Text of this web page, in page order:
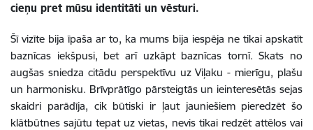
cieņu pret mūsu identitāti un vēsturi.
Šī vizīte bija īpaša ar to, ka mums bija iespēja ne tikai apskatīt
baznīcas iekšpusi, bet arī uzkāpt baznīcas tornī. Skats no
augšas sniedza citādu perspektīvu uz Viļaku - mierīgu, plašu
un harmonisku. Brīvprātīgo pārsteigtās un ieinteresētās sejas
skaidri parādīja, cik būtiski ir ļaut jauniešiem pieredzēt šo
klātbūtnes sajūtu tepat uz vietas, nevis tikai redzēt attēlos vai